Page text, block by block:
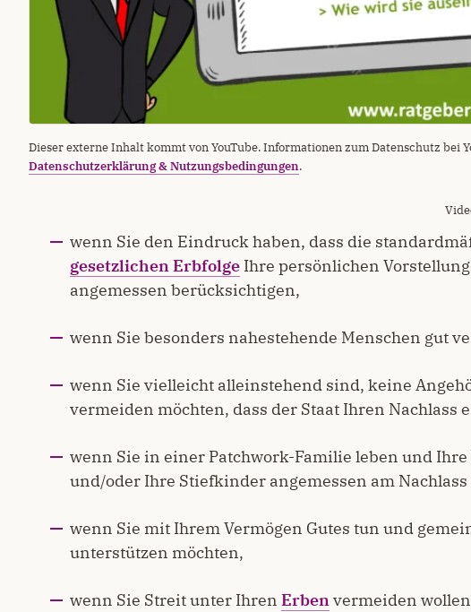
Dieser externe Inhalt kommt von YouTube. Informationen zum Datenschutz bei
Datenschutzerklärung & Nutzungsbedingungen.
wenn Sie den Eindruck haben, dass die
gesetzlichen Erbfolge Ihre persönlichen
angemessen berücksichtigen,
wenn Sie besonders nahestehende Menschen gut
wenn Sie vielleicht alleinstehend sind, keine
vermeiden möchten, dass der Staat Ihren Nachlass
wenn Sie in einer Patchwork-Familie leben und
und/oder Ihre Stiefkinder angemessen am
wenn Sie mit Ihrem Vermögen Gutes tun und
unterstützen möchten,
wenn Sie Streit unter Ihren Erbenvermeiden